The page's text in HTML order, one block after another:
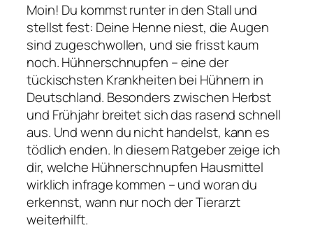
Moin! Du kommst runter in den Stall und
stellst fest: Deine Henne niest, die Augen
sind zugeschwollen, und sie frisst kaum
noch. Hühnerschnupfen – eine der
tückischsten Krankheiten bei Hühnern in
Deutschland. Besonders zwischen Herbst
und Frühjahr breitet sich das rasend schnell
aus. Und wenn du nicht handelst, kann es
tödlich enden. In diesem Ratgeber zeige ich
dir, welche Hühnerschnupfen Hausmittel
wirklich infrage kommen – und woran du
erkennst, wann nur noch der Tierarzt
weiterhilft.